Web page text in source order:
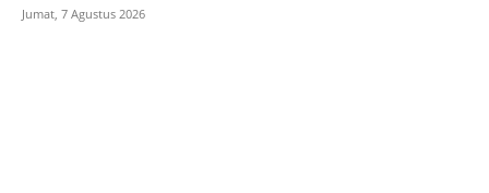
Jumat, 7 Agustus 2026